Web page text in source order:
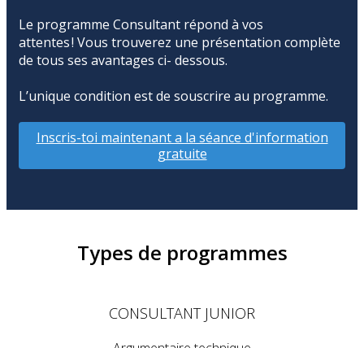
Le programme Consultant répond à vos
attentes ! Vous trouverez une présentation complète
de tous ses avantages ci- dessous.
L’unique condition est de souscrire au programme.
Inscris-toi maintenant a la séance d'information
gratuite
Types de programmes
CONSULTANT JUNIOR